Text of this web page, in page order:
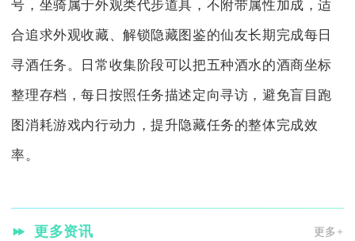
号，坐骑属于外观类代步道具，不附带属性加成，适
合追求外观收藏、解锁隐藏图鉴的仙友长期完成每日
寻酒任务。日常收集阶段可以把五种酒水的酒商坐标
整理存档，每日按照任务描述定向寻访，避免盲目跑
图消耗游戏内行动力，提升隐藏任务的整体完成效
率。
更多资讯 更多+